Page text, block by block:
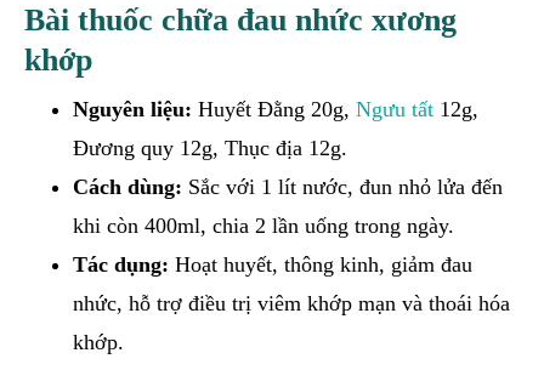
Bài thuốc chữa đau nhức xương
khớp
Nguyên liệu: Huyết Đằng 20g, Ngưu tất 12g,
Đương quy 12g, Thục địa 12g.
Cách dùng: Sắc với 1 lít nước, đun nhỏ lửa đến
khi còn 400ml, chia 2 lần uống trong ngày.
Tác dụng: Hoạt huyết, thông kinh, giảm đau
nhức, hỗ trợ điều trị viêm khớp mạn và thoái hóa
khớp.